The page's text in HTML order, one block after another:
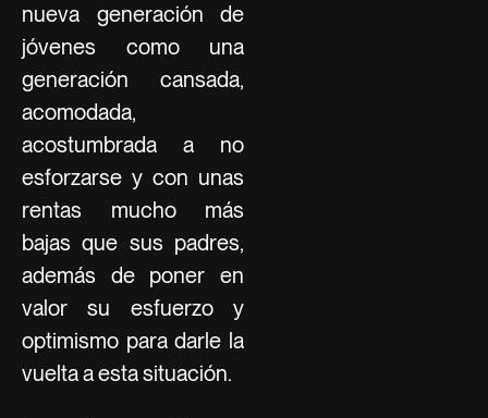
nueva generación de
jóvenes como una
generación cansada,
acomodada,
acostumbrada a no
esforzarse y con unas
rentas mucho más
bajas que sus padres,
además de poner en
valor su esfuerzo y
optimismo para darle la
vuelta a esta situación.